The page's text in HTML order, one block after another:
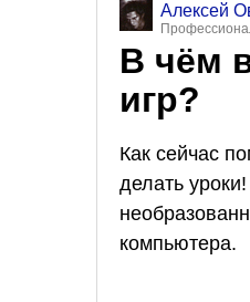
Алексей
В чём
игр?
Как сейчас
делать
компьютера.